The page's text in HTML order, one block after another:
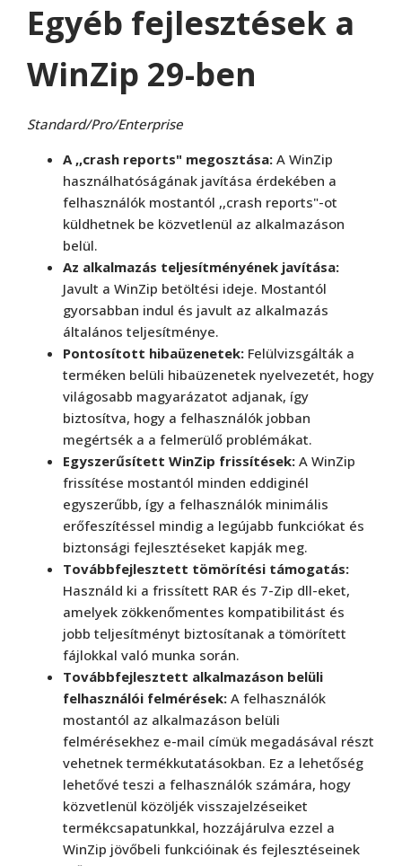
Egyéb fejlesztések a
WinZip 29-ben
Standard/Pro/Enterprise
A ,,crash reports" megosztása: A WinZip
használhatóságának javítása érdekében a
felhasználók mostantól ,,crash reports"-ot
küldhetnek be közvetlenül az alkalmazáson
belül.
Az alkalmazás teljesítményének javítása:
Javult a WinZip betöltési ideje. Mostantól
gyorsabban indul és javult az alkalmazás
általános teljesítménye.
Pontosított hibaüzenetek: Felülvizsgálták a
terméken belüli hibaüzenetek nyelvezetét, hogy
világosabb magyarázatot adjanak, így
biztosítva, hogy a felhasználók jobban
megértsék a a felmerülő problémákat.
Egyszerűsített WinZip frissítések: A WinZip
frissítése mostantól minden eddiginél
egyszerűbb, így a felhasználók minimális
erőfeszítéssel mindig a legújabb funkciókat és
biztonsági fejlesztéseket kapják meg.
Továbbfejlesztett tömörítési támogatás:
Használd ki a frissített RAR és 7-Zip dll-eket,
amelyek zökkenőmentes kompatibilitást és
jobb teljesítményt biztosítanak a tömörített
fájlokkal való munka során.
Továbbfejlesztett alkalmazáson belüli
felhasználói felmérések: A felhasználók
mostantól az alkalmazáson belüli
felmérésekhez e-mail címük megadásával részt
vehetnek termékkutatásokban. Ez a lehetőség
lehetővé teszi a felhasználók számára, hogy
közvetlenül közöljék visszajelzéseiket
termékcsapatunkkal, hozzájárulva ezzel a
WinZip jövőbeli funkcióinak és fejlesztéseinek